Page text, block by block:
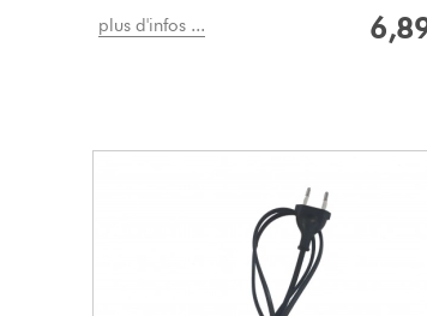
plus d'infos ...